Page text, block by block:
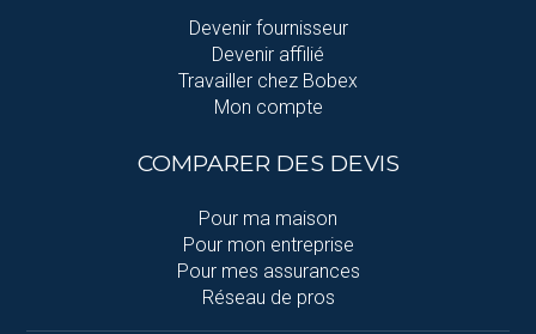
Devenir fournisseur
Devenir affilié
Travailler chez Bobex
Mon compte
COMPARER DES DEVIS
Pour ma maison
Pour mon entreprise
Pour mes assurances
Réseau de pros